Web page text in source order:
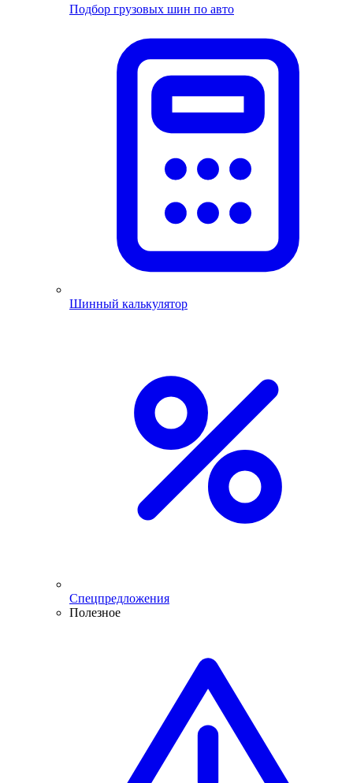
Подбор грузовых шин по авто
Шинный калькулятор
Спецпредложения
Полезное